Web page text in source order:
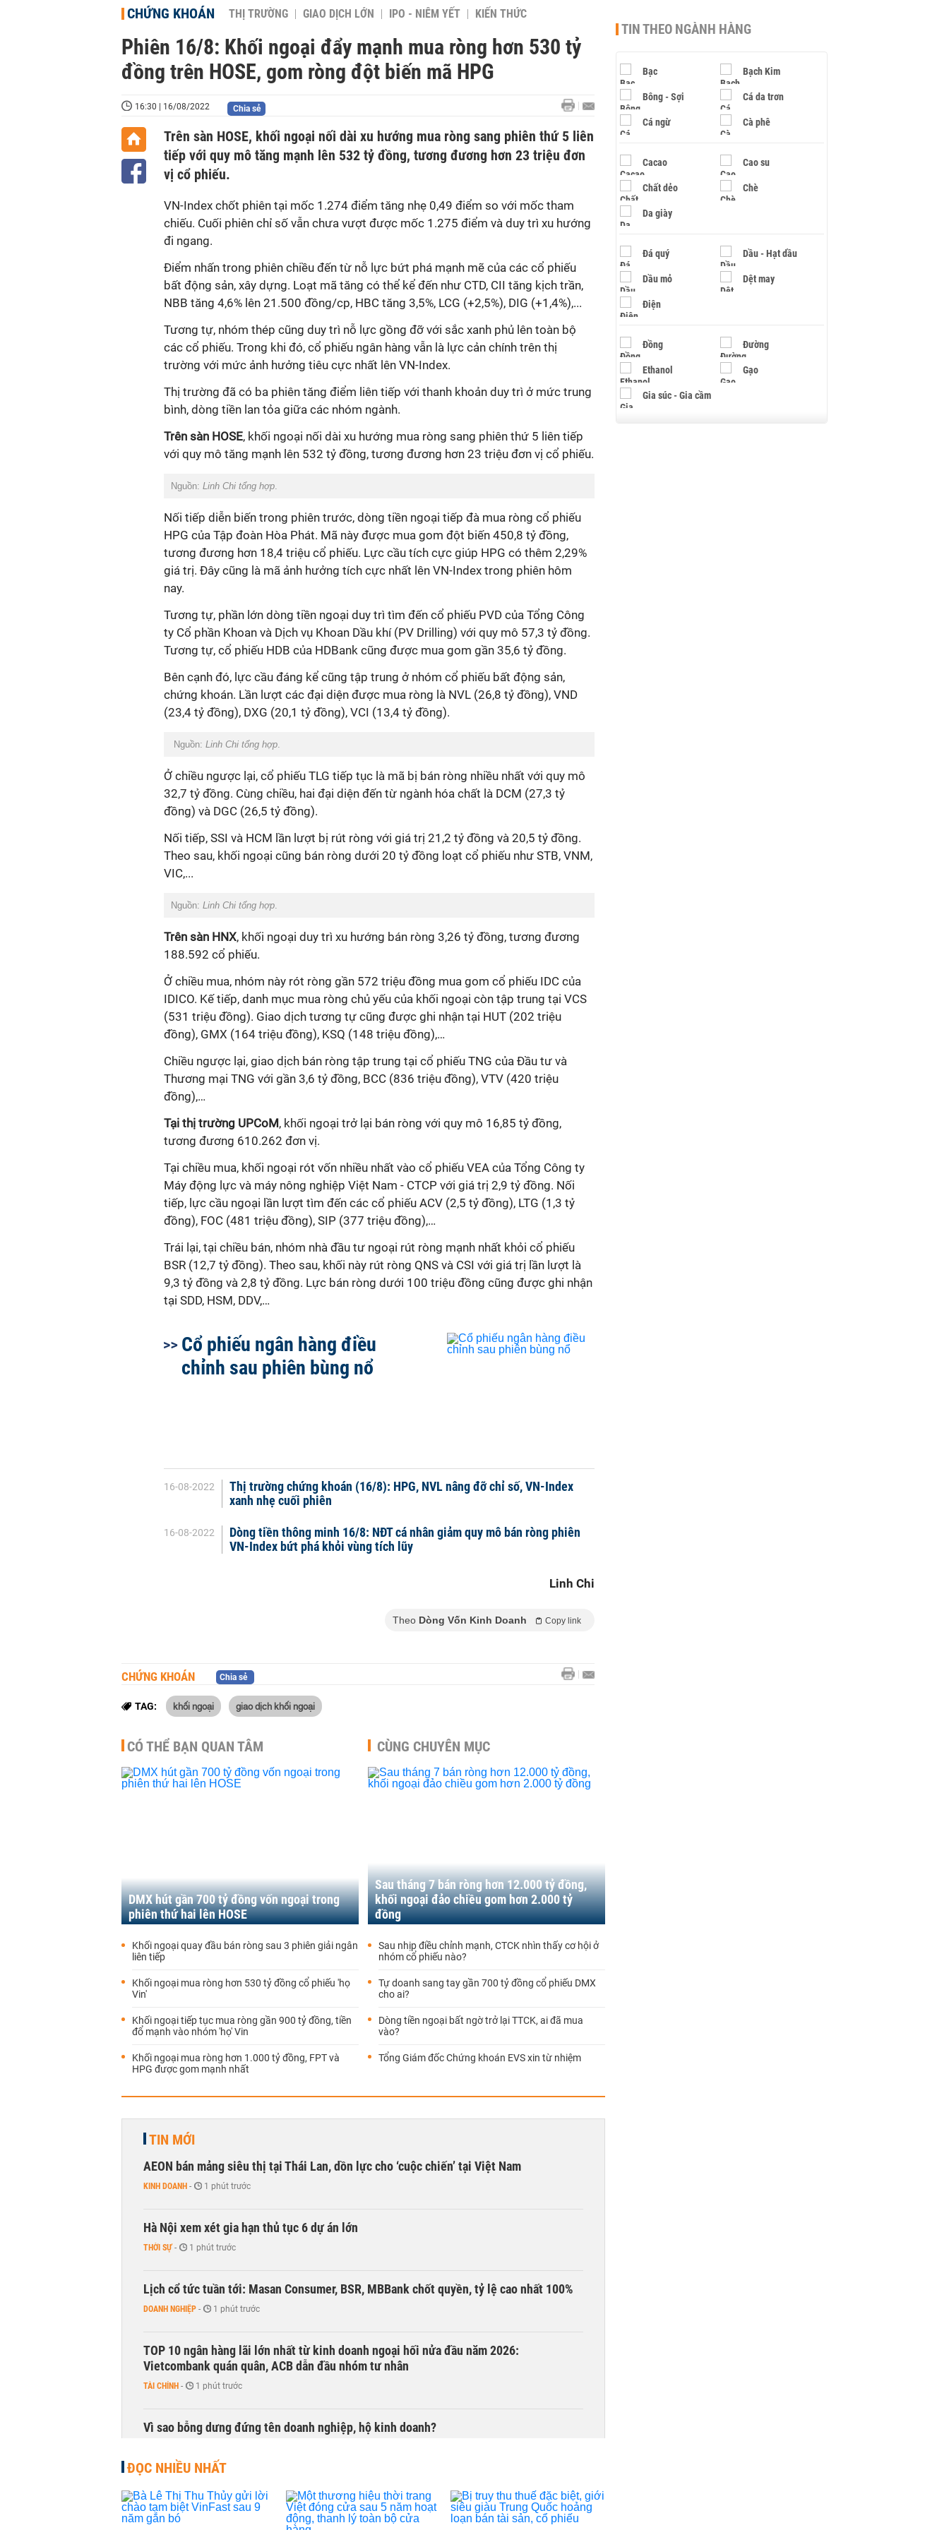
CHỨNG KHOÁN THỊ TRƯỜNG GIAO DỊCH LỚN IPO - NIÊM YẾT KIẾN THỨC
Phiên 16/8: Khối ngoại đẩy mạnh mua ròng hơn 530 tỷ
đồng trên HOSE, gom ròng đột biến mã HPG
16:30 | 16/08/2022 Chia sẻ
Trên sàn HOSE, khối ngoại nối dài xu hướng mua ròng sang phiên thứ 5 liên
tiếp với quy mô tăng mạnh lên 532 tỷ đồng, tương đương hơn 23 triệu đơn
vị cổ phiếu.
VN-Index chốt phiên tại mốc 1.274 điểm tăng nhẹ 0,49 điểm so với mốc tham
chiếu. Cuối phiên chỉ số vẫn chưa vượt được mốc 1.275 điểm và duy trì xu hướng
đi ngang.
Điểm nhấn trong phiên chiều đến từ nỗ lực bứt phá mạnh mẽ của các cổ phiếu
bất động sản, xây dựng. Loạt mã tăng có thể kể đến như CTD, CII tăng kịch trần,
NBB tăng 4,6% lên 21.500 đồng/cp, HBC tăng 3,5%, LCG (+2,5%), DIG (+1,4%),...
Tương tự, nhóm thép cũng duy trì nỗ lực gồng đỡ với sắc xanh phủ lên toàn bộ
các cổ phiếu. Trong khi đó, cổ phiếu ngân hàng vẫn là lực cản chính trên thị
trường với mức ảnh hưởng tiêu cực nhất lên VN-Index.
Thị trường đã có ba phiên tăng điểm liên tiếp với thanh khoản duy trì ở mức trung
bình, dòng tiền lan tỏa giữa các nhóm ngành.
Trên sàn HOSE, khối ngoại nối dài xu hướng mua ròng sang phiên thứ 5 liên tiếp
với quy mô tăng mạnh lên 532 tỷ đồng, tương đương hơn 23 triệu đơn vị cổ phiếu.
Nguồn: Linh Chi tổng hợp.
Nối tiếp diễn biến trong phiên trước, dòng tiền ngoại tiếp đà mua ròng cổ phiếu
HPG của Tập đoàn Hòa Phát. Mã này được mua gom đột biến 450,8 tỷ đồng,
tương đương hơn 18,4 triệu cổ phiếu. Lực cầu tích cực giúp HPG có thêm 2,29%
giá trị. Đây cũng là mã ảnh hưởng tích cực nhất lên VN-Index trong phiên hôm
nay.
Tương tự, phần lớn dòng tiền ngoại duy trì tìm đến cổ phiếu PVD của Tổng Công
ty Cổ phần Khoan và Dịch vụ Khoan Dầu khí (PV Drilling) với quy mô 57,3 tỷ đồng.
Tương tự, cổ phiếu HDB của HDBank cũng được mua gom gần 35,6 tỷ đồng.
Bên cạnh đó, lực cầu đáng kể cũng tập trung ở nhóm cổ phiếu bất động sản,
chứng khoán. Lần lượt các đại diện được mua ròng là NVL (26,8 tỷ đồng), VND
(23,4 tỷ đồng), DXG (20,1 tỷ đồng), VCI (13,4 tỷ đồng).
Nguồn: Linh Chi tổng hợp.
Ở chiều ngược lại, cổ phiếu TLG tiếp tục là mã bị bán ròng nhiều nhất với quy mô
32,7 tỷ đồng. Cùng chiều, hai đại diện đến từ ngành hóa chất là DCM (27,3 tỷ
đồng) và DGC (26,5 tỷ đồng).
Nối tiếp, SSI và HCM lần lượt bị rút ròng với giá trị 21,2 tỷ đồng và 20,5 tỷ đồng.
Theo sau, khối ngoại cũng bán ròng dưới 20 tỷ đồng loạt cổ phiếu như STB, VNM,
VIC,...
Nguồn: Linh Chi tổng hợp.
Trên sàn HNX, khối ngoại duy trì xu hướng bán ròng 3,26 tỷ đồng, tương đương
188.592 cổ phiếu.
Ở chiều mua, nhóm này rót ròng gần 572 triệu đồng mua gom cổ phiếu IDC của
IDICO. Kế tiếp, danh mục mua ròng chủ yếu của khối ngoại còn tập trung tại VCS
(531 triệu đồng). Giao dịch tương tự cũng được ghi nhận tại HUT (202 triệu
đồng), GMX (164 triệu đồng), KSQ (148 triệu đồng),…
Chiều ngược lại, giao dịch bán ròng tập trung tại cổ phiếu TNG của Đầu tư và
Thương mại TNG với gần 3,6 tỷ đồng, BCC (836 triệu đồng), VTV (420 triệu
đồng),…
Tại thị trường UPCoM, khối ngoại trở lại bán ròng với quy mô 16,85 tỷ đồng,
tương đương 610.262 đơn vị.
Tại chiều mua, khối ngoại rót vốn nhiều nhất vào cổ phiếu VEA của Tổng Công ty
Máy động lực và máy nông nghiệp Việt Nam - CTCP với giá trị 2,9 tỷ đồng. Nối
tiếp, lực cầu ngoại lần lượt tìm đến các cổ phiếu ACV (2,5 tỷ đồng), LTG (1,3 tỷ
đồng), FOC (481 triệu đồng), SIP (377 triệu đồng),…
Trái lại, tại chiều bán, nhóm nhà đầu tư ngoại rút ròng mạnh nhất khỏi cổ phiếu
BSR (12,7 tỷ đồng). Theo sau, khối này rút ròng QNS và CSI với giá trị lần lượt là
9,3 tỷ đồng và 2,8 tỷ đồng. Lực bán ròng dưới 100 triệu đồng cũng được ghi nhận
tại SDD, HSM, DDV,…
Cổ phiếu ngân hàng điều
chỉnh sau phiên bùng nổ
16-08-2022
Thị trường chứng khoán (16/8): HPG, NVL nâng đỡ chỉ số, VN-Index
xanh nhẹ cuối phiên
16-08-2022
Dòng tiền thông minh 16/8: NĐT cá nhân giảm quy mô bán ròng phiên
VN-Index bứt phá khỏi vùng tích lũy
Linh Chi
Theo Dòng Vốn Kinh Doanh Copy link
CHỨNG KHOÁN Chia sẻ
TAG: khối ngoại giao dịch khối ngoại
CÓ THỂ BẠN QUAN TÂM
DMX hút gần 700 tỷ đồng vốn ngoại trong
phiên thứ hai lên HOSE
Khối ngoại quay đầu bán ròng sau 3 phiên giải ngân
liên tiếp
Khối ngoại mua ròng hơn 530 tỷ đồng cổ phiếu 'họ
Vin'
Khối ngoại tiếp tục mua ròng gần 900 tỷ đồng, tiền
đổ mạnh vào nhóm 'họ' Vin
Khối ngoại mua ròng hơn 1.000 tỷ đồng, FPT và
HPG được gom mạnh nhất
CÙNG CHUYÊN MỤC
Sau tháng 7 bán ròng hơn 12.000 tỷ đồng,
khối ngoại đảo chiều gom hơn 2.000 tỷ
đồng
Sau nhịp điều chỉnh mạnh, CTCK nhìn thấy cơ hội ở
nhóm cổ phiếu nào?
Tự doanh sang tay gần 700 tỷ đồng cổ phiếu DMX
cho ai?
Dòng tiền ngoại bất ngờ trở lại TTCK, ai đã mua
vào?
Tổng Giám đốc Chứng khoán EVS xin từ nhiệm
TIN MỚI
AEON bán mảng siêu thị tại Thái Lan, dồn lực cho ‘cuộc chiến’ tại Việt Nam
KINH DOANH - 1 phút trước
Hà Nội xem xét gia hạn thủ tục 6 dự án lớn
THỜI SỰ - 1 phút trước
Lịch cổ tức tuần tới: Masan Consumer, BSR, MBBank chốt quyền, tỷ lệ cao nhất 100%
DOANH NGHIỆP - 1 phút trước
TOP 10 ngân hàng lãi lớn nhất từ kinh doanh ngoại hối nửa đầu năm 2026:
Vietcombank quán quân, ACB dẫn đầu nhóm tư nhân
TÀI CHÍNH - 1 phút trước
Vì sao bỗng dưng đứng tên doanh nghiệp, hộ kinh doanh?
ĐỌC NHIỀU NHẤT
TIN THEO NGÀNH HÀNG
Bạc Bạch Kim
Bông - Sợi Cá da trơn
Cá ngừ Cà phê
Cacao Cao su
Chất dẻo Chè
Da giày
Đá quý Dầu - Hạt dầu
Dầu mỏ Dệt may
Điện
Đồng Đường
Ethanol Gạo
Gia súc - Gia cầm